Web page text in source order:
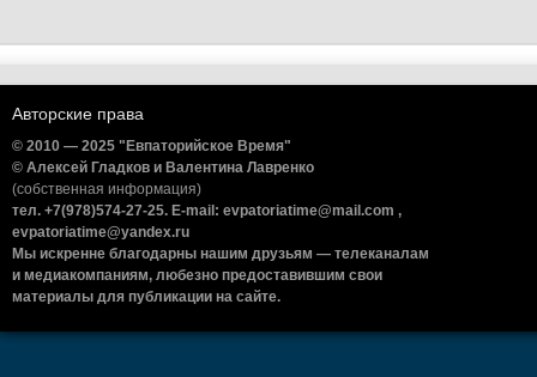
Авторские права
© 2010 — 2025 "Евпаторийское Время"
© Алексей Гладков и Валентина Лавренко
(собственная информация)
тел. +7(978)574-27-25. E-mail: evpatoriatime@mail.com ,
evpatoriatime@yandex.ru
Мы искренне благодарны нашим друзьям — телеканалам
и медиакомпаниям, любезно предоставившим свои
материалы для публикации на сайте.